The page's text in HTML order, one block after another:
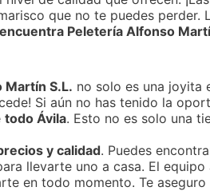
que no te puedes perder.
Peletería Alfonso
Martín S.L. no solo es una joyita
Si aún no has tenido la
todo Ávila. Esto no es solo una
y calidad. Puedes
llevarte uno a casa. El equipo
en todo momento. Te